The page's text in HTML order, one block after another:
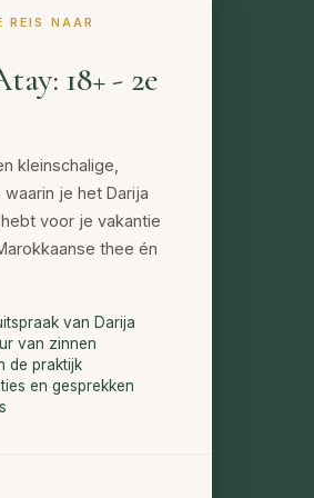
REIS NAAR
18+ - 2e
kleinschalige,
je het Darija
voor je vakantie
thee én
van Darija
van zinnen
de praktijk
en gesprekken